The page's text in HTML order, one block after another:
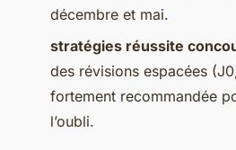
décembre et mai.
stratégies réussite
des révisions espacées
fortement recommandée
l’oubli.